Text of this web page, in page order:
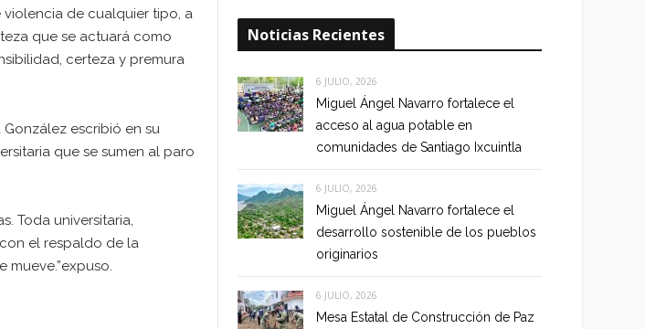
de cualquier tipo, a
que se actuará como
certeza y premura
escribió en su
que se sumen al paro
Toda universitaria,
el respaldo de la
mueve.”expuso.
Noticias Recientes
6 JULIO, 2026
Miguel Ángel Navarro fortalece el
acceso al agua potable en
comunidades de Santiago Ixcuintla
6 JULIO, 2026
Miguel Ángel Navarro fortalece el
desarrollo sostenible de los pueblos
originarios
6 JULIO, 2026
Mesa Estatal de Construcción de Paz